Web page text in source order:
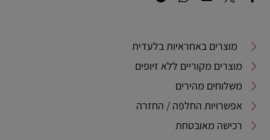
מוצרים באחראיות בלעדית
מוצרים מקוריים ללא זיופים
משלוחים מהירים
אפשרויות החלפה / החזרה
רכישה מאובטחת